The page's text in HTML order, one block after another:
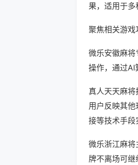
果，适用于多
聚焦相关游戏
微乐安徽麻
操作，通过AI
真人天天麻将
用户反映其他
接等技术手段
微乐浙江麻
牌不离场可